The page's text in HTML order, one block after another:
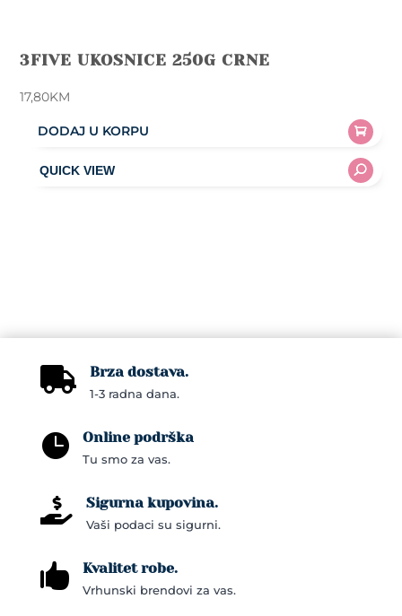
3FIVE UKOSNICE 250G CRNE
17,80KM
DODAJ U KORPU
 Brza dostava.
1-3 radna dana.
 Online podrška
Tu smo za vas.
 Sigurna kupovina.
Vaši podaci su sigurni.
 Kvalitet robe.
Vrhunski brendovi za vas.